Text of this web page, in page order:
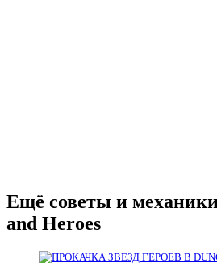
Ещё советы и
and Heroes